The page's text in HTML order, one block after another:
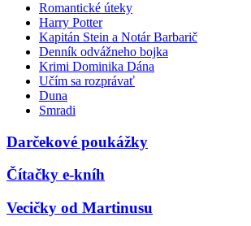
Romantické úteky
Harry Potter
Kapitán Stein a Notár Barbarič
Denník odvážneho bojka
Krimi Dominika Dána
Učím sa rozprávať
Duna
Smradi
Darčekové poukážky
Čítačky e-kníh
Vecičky od Martinusu